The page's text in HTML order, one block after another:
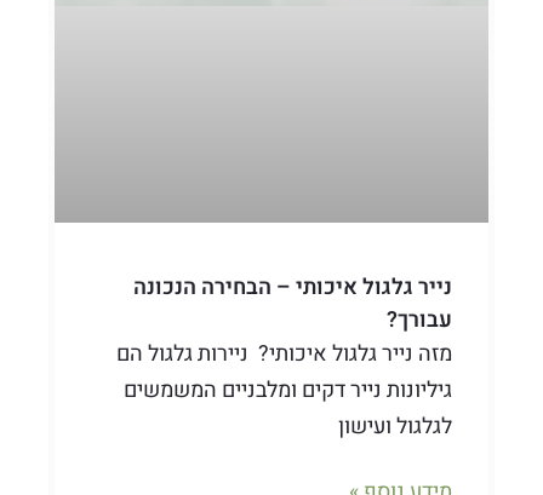
נייר גלגול איכותי – הבחירה הנכונה
עבורך?
מזה נייר גלגול איכותי? ניירות גלגול הם
גיליונות נייר דקים ומלבניים המשמשים
לגלגול ועישון